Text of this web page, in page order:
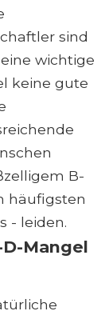
sind
wichtige
keine gute
B-
häufigsten
- leiden.
Mangel